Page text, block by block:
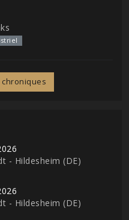
- Hildesheim (DE)
- Hildesheim (DE)